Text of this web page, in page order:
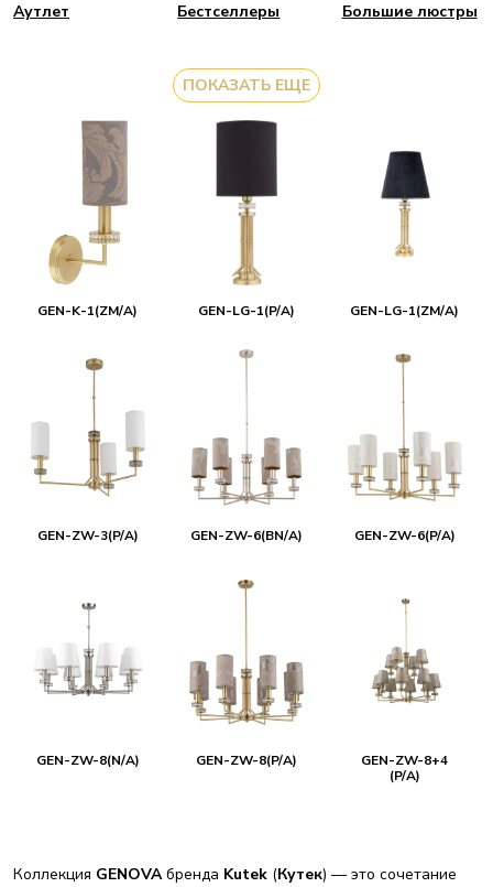
Аутлет Бестселлеры Большие люстры
ПОКАЗАТЬ ЕЩЕ
GEN-K-1(ZM/A) GEN-LG-1(P/A) GEN-LG-1(ZM/A)
GEN-ZW-3(P/A) GEN-ZW-6(BN/A) GEN-ZW-6(P/A)
GEN-ZW-8(N/A) GEN-ZW-8(P/A)
GEN-ZW-8+4
(P/A)
Коллекция GENOVAбренда Kutek (Кутек) — это сочетание